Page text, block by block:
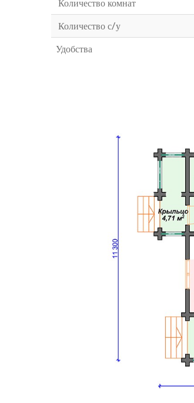
Количество комнат
Количество с/у
Удобства